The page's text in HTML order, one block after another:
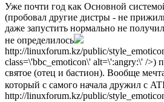
Уже почти год как Основной
(пробовал другие дистры - не
даже запустить нормально не
не определилось
http://linuxforum.kz/public/
class=\'bbc_emoticon\' alt=\':angry:\' />)
святое (отец и бастион). Вообще
который с самого начала дружил с
http://linuxforum.kz/public/